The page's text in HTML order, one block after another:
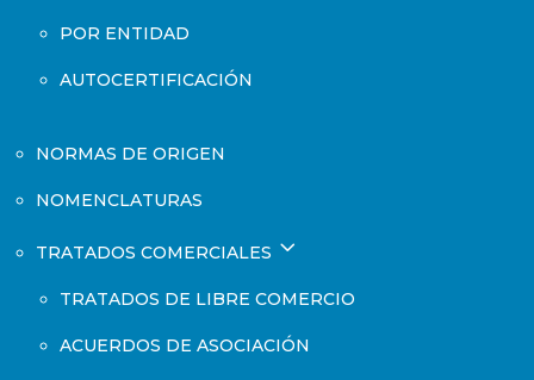
POR ENTIDAD
AUTOCERTIFICACIÓN
NORMAS DE ORIGEN
NOMENCLATURAS
TRATADOS COMERCIALES 3
TRATADOS DE LIBRE COMERCIO
ACUERDOS DE ASOCIACIÓN